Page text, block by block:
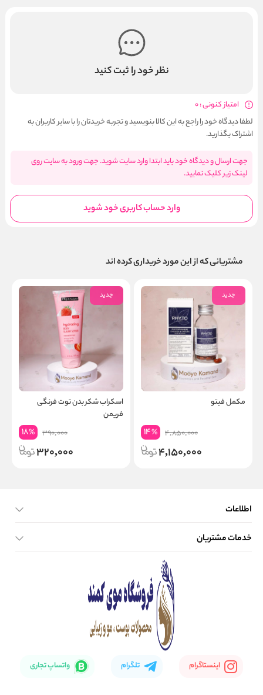
نظر خود را ثبت کنید
امتیاز کنونی : 0
لطفا دیدگاه خود را راجع به این کالا بنویسید و تجربه خریدتان را با سایر کاربران به
اشتراک بگذارید.
جهت ارسال و دیدگاه خود باید ابتدا وارد سایت شوید. جهت ورود به سایت روی
لینک زیر کلیک نمایید.
وارد حساب کاربری خود شوید
مشتریانی که از این مورد خریداری کرده اند
جدید
مکمل فیتو
4,850,000
14%
4,150,000
جدید
اسکراب شکر بدن توت فرنگی
فریمن
390,000
18%
320,000
اطلاعات
صفحه اصلی
خدمات مشتریان
اینستاگرام تلگرام واتساپ تجاری